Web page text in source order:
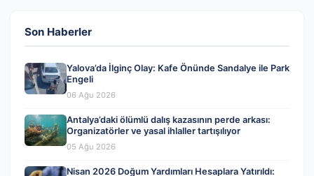
Son Haberler
Yalova’da İlginç Olay: Kafe Önünde Sandalye ile Park
Engeli
06 Ağu 2026
Antalya’daki ölümlü dalış kazasının perde arkası:
Organizatörler ve yasal ihlaller tartışılıyor
05 Ağu 2026
Nisan 2026 Doğum Yardımları Hesaplara Yatırıldı: